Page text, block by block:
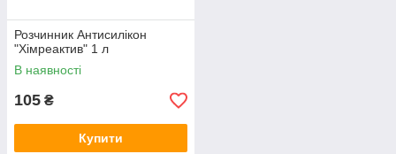
Розчинник Антисилікон
"Хімреактив" 1 л
В наявності
105 ₴
Купити